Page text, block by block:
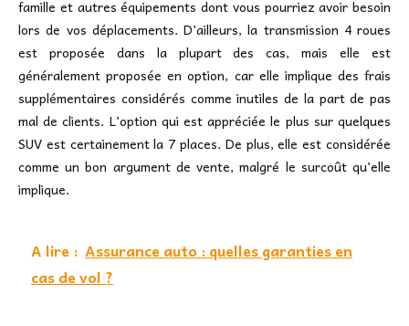
famille et autres équipements dont vous pourriez avoir besoin
lors de vos déplacements. D’ailleurs, la transmission 4 roues
est proposée dans la plupart des cas, mais elle est
généralement proposée en option, car elle implique des frais
supplémentaires considérés comme inutiles de la part de pas
mal de clients. L’option qui est appréciée le plus sur quelques
SUV est certainement la 7 places. De plus, elle est considérée
comme un bon argument de vente, malgré le surcoût qu’elle
implique.
A lire : Assurance auto : quelles garanties en
cas de vol ?